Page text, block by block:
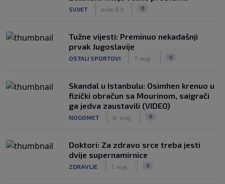
SVIJET prije 8 h 0
Tužne vijesti: Preminuo nekadašnji
prvak Jugoslavije
OSTALI SPORTOVI 7. aug. 0
Skandal u Istanbulu: Osimhen krenuo u
fizički obračun sa Mourinom, saigrači
ga jedva zaustavili (VIDEO)
NOGOMET 8. aug. 0
Doktori: Za zdravo srce treba jesti
dvije supernamirnice
ZDRAVLJE 7. aug. 0